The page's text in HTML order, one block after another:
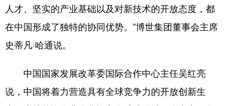
人才、坚实的产业基础以及对新技术的开放态度，都
在中国形成了独特的协同优势。”博世集团董事会主席
史蒂凡·哈通说。
中国国家发展改革委国际合作中心主任吴红亮
说，中国将着力营造具有全球竞争力的开放创新生